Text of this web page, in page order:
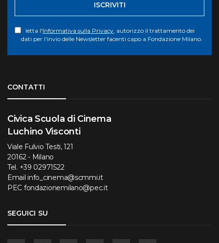
ISCRIVITI
letta l'Informativa sulla Privacy , autorizzo il trattamento dei
dati per l'invio delle Newsletter facenti capo a Fondazione Milano.
CONTATTI
Civica Scuola di Cinema
Luchino Visconti
Viale Fulvio Testi, 121
20162 - Milano
Tel. +39 02971522
Email info_cinema@scmmi.it
PEC fondazionemilano@pec.it
SEGUICI SU